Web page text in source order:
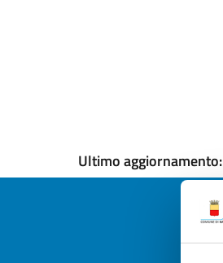
Ultimo aggiornamento: